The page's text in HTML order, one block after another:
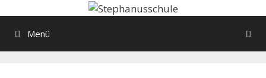
Inhalt
Menü